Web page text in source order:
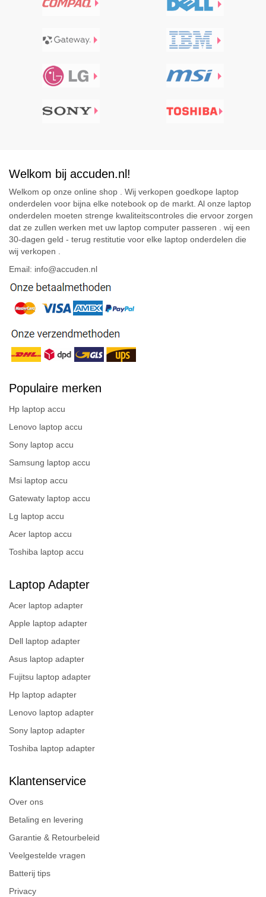
Welkom bij accuden.nl!
Welkom op onze online shop . Wij verkopen goedkope laptop
onderdelen voor bijna elke notebook op de markt. Al onze laptop
onderdelen moeten strenge kwaliteitscontroles die ervoor zorgen
dat ze zullen werken met uw laptop computer passeren . wij een
30-dagen geld - terug restitutie voor elke laptop onderdelen die
wij verkopen .
Email: info@accuden.nl
Populaire merken
Hp laptop accu
Lenovo laptop accu
Sony laptop accu
Samsung laptop accu
Msi laptop accu
Gatewaty laptop accu
Lg laptop accu
Acer laptop accu
Toshiba laptop accu
Laptop Adapter
Acer laptop adapter
Apple laptop adapter
Dell laptop adapter
Asus laptop adapter
Fujitsu laptop adapter
Hp laptop adapter
Lenovo laptop adapter
Sony laptop adapter
Toshiba laptop adapter
Klantenservice
Over ons
Betaling en levering
Garantie & Retourbeleid
Veelgestelde vragen
Batterij tips
Privacy